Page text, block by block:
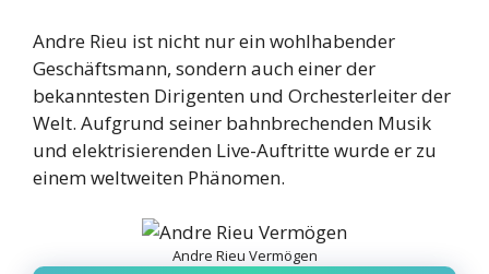
Andre Rieu ist nicht nur ein wohlhabender
Geschäftsmann, sondern auch einer der
bekanntesten Dirigenten und Orchesterleiter der
Welt. Aufgrund seiner bahnbrechenden Musik
und elektrisierenden Live-Auftritte wurde er zu
einem weltweiten Phänomen.
Andre Rieu Vermögen